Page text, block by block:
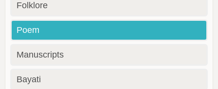
Folklore
Poem
Manuscripts
Bayati